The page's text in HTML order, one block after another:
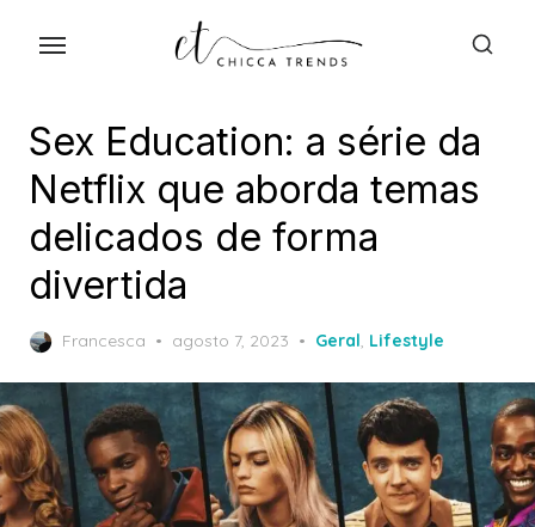
Sex Education: a série da
Netflix que aborda temas
delicados de forma
divertida
Francesca
Posted
agosto 7, 2023 Geral, Lifestyle